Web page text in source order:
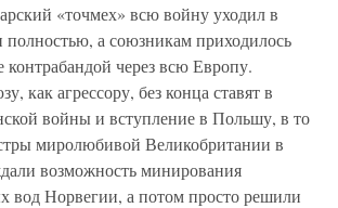
«точмех» всю войну уходил в
а союзникам приходилось
контрабандой через всю Европу.
как агрессору, без конца ставят в
войны и вступление в Польшу, в то
миролюбивой Великобритании в
возможность минирования
вод Норвегии, а потом просто решили